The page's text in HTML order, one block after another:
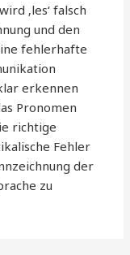
‚les‘ falsch
und den
fehlerhafte
erkennen
Pronomen
richtige
Fehler
der
zu